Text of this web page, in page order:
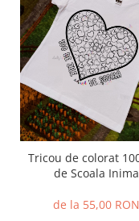
Tricou de colorat
de Scoala Inima
de la 55,00 RON